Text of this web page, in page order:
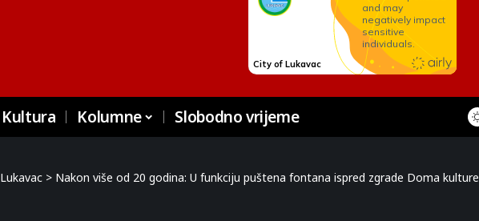
Kultura Kolumne Slobodno vrijeme
Lukavac > Nakon više od 20 godina: U funkciju puštena fontana ispred zgrade Doma kulture